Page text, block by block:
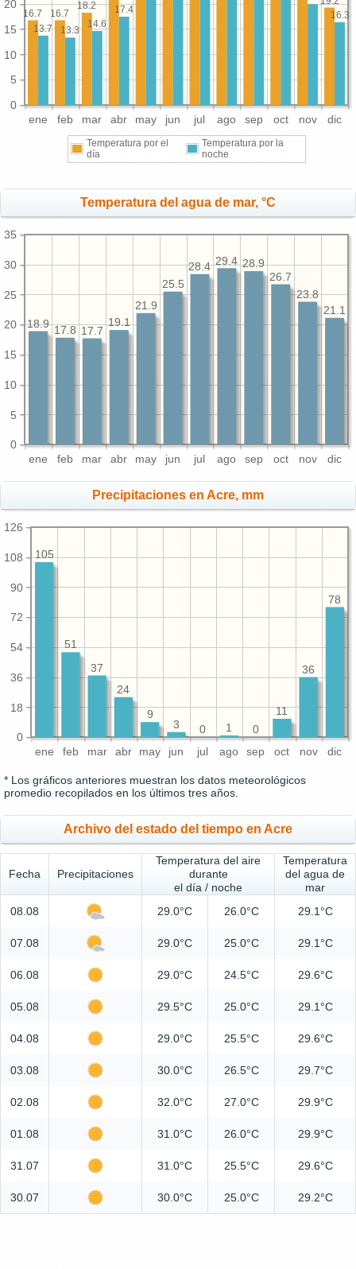
ene feb mar abr may jun jul ago sep oct nov dic
0
5
10
15
20 18.2
16.7
16.7 16.3
17.4
14.6
13.3
13.7
Temperatura por el
día
Temperatura por la
noche
Temperatura del agua de mar, °C
ene feb mar abr may jun jul ago sep oct nov dic
0
5
10
15
20
25
30
35
21.1
23.8
26.7
28.9
29.4
28.4
25.5
21.9
19.1
17.7
17.8
18.9
Precipitaciones en Acre, mm
ene feb mar abr may jun jul ago sep oct nov dic
0
18
36
54
72
90
108
126
78
36
11
0
1
0
3
9
24
37
51
105
* Los gráficos anteriores muestran los datos meteorológicos
promedio recopilados en los últimos tres años.
Archivo del estado del tiempo en Acre
Fecha Precipitaciones
Temperatura del aire
durante
el día / noche
Temperatura
del agua de
mar
08.08
29.0°C 26.0°C 29.1°C
07.08 29.0°C 25.0°C 29.1°C
06.08 29.0°C 24.5°C 29.6°C
05.08 29.5°C 25.0°C 29.1°C
04.08 29.0°C 25.5°C 29.6°C
03.08 30.0°C 26.5°C 29.7°C
02.08 32.0°C 27.0°C 29.9°C
01.08 31.0°C 26.0°C 29.9°C
31.07 31.0°C 25.5°C 29.6°C
30.07 30.0°C 25.0°C 29.2°C